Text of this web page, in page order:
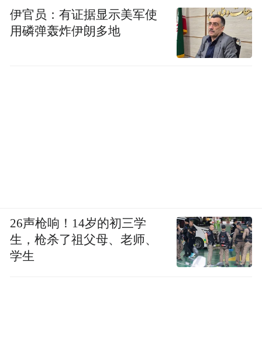
伊官员：有证据显示美军使
用磷弹轰炸伊朗多地
26声枪响！14岁的初三学
生，枪杀了祖父母、老师、
学生